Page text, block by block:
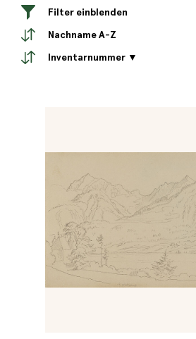
Filter einblenden
Nachname A-Z
Inventarnummer ▼